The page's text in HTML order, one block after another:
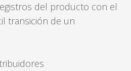
del producto con el
transición de un